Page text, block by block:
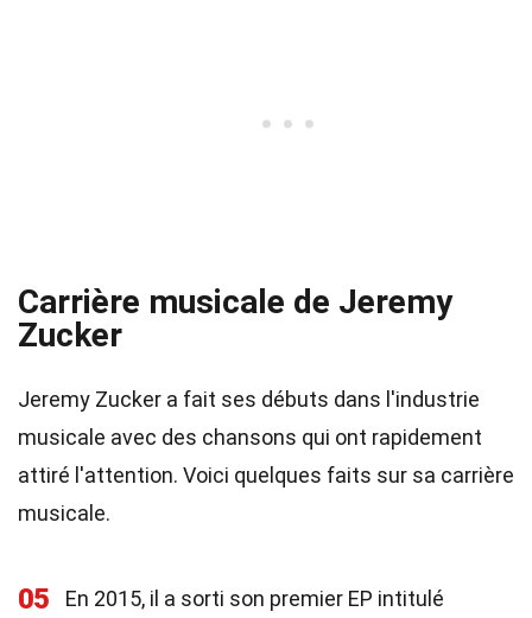
Carrière musicale de Jeremy
Zucker
Jeremy Zucker a fait ses débuts dans l'industrie
musicale avec des chansons qui ont rapidement
attiré l'attention. Voici quelques faits sur sa carrière
musicale.
05
En 2015, il a sorti son premier EP intitulé